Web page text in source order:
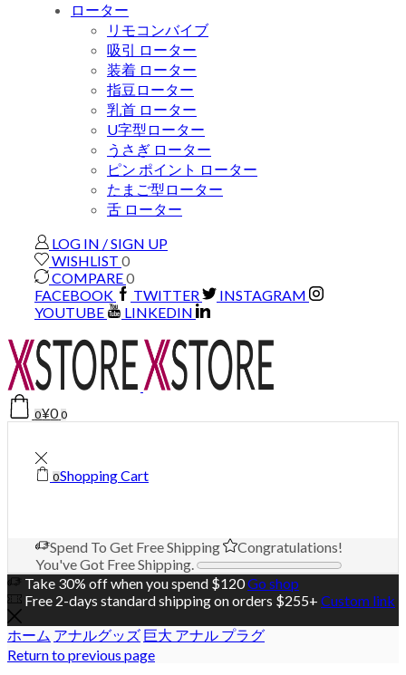
ローター
リモコンバイブ
吸引 ローター
装着 ローター
指豆ローター
乳首 ローター
U字型ローター
うさぎ ローター
ピン ポイント ローター
たまご型ローター
舌 ローター
LOG IN / SIGN UP
WISHLIST 0
COMPARE0
FACEBOOK
TWITTER
INSTAGRAM
YOUTUBE
LINKEDIN
0¥0 0
0Shopping Cart
Spend To Get Free Shipping
Congratulations!
You've Got Free Shipping.
Take 30% off when you spend $120Go shop
Free 2-days standard shipping on orders $255+ Custom link
ホーム アナルグッズ 巨大 アナル プラグ
Return to previous page